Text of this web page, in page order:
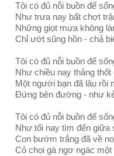
Tôi có đủ nỗi buồn để
Như trưa nay bất chợt
Những giọt mưa không
Chỉ ướt sũng hồn - chả
Tôi có đủ nỗi buồn để
Như chiều nay thảng
Một người bạn đã lâu rồi
Đứng bên đường - như
Tôi có đủ nỗi buồn để
Như tối nay tìm đến giữa
Con bướm trắng đã về
Cỏ chọi gà ngơ ngác